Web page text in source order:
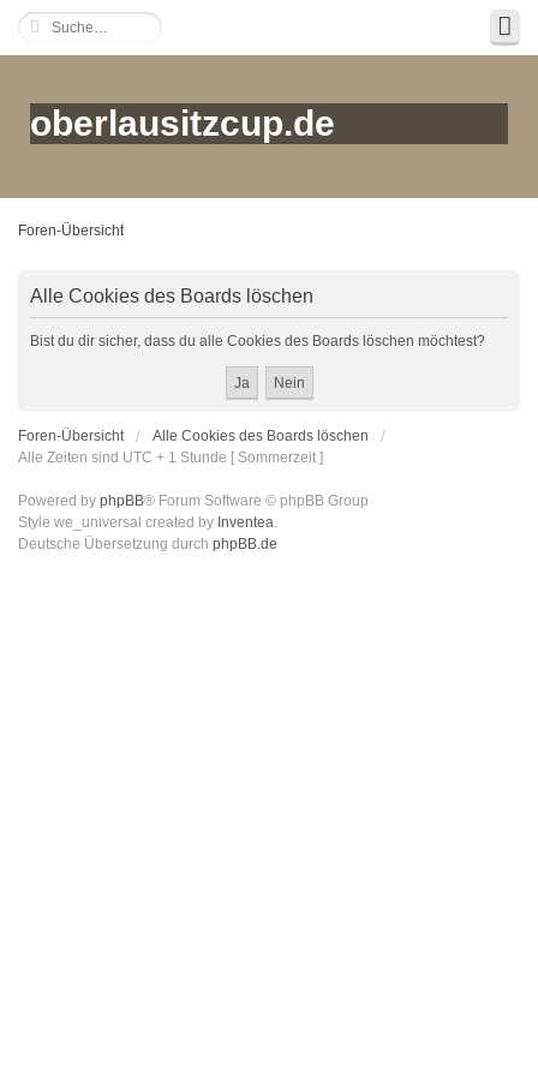
oberlausitzcup.de
Foren-Übersicht
Alle Cookies des Boards löschen
Bist du dir sicher, dass du alle Cookies des Boards löschen möchtest?
Foren-Übersicht
Alle Cookies des Boards löschen
Alle Zeiten sind UTC + 1 Stunde [ Sommerzeit ]
Powered by phpBB® Forum Software © phpBB Group
Style we_universal created by Inventea.
Deutsche Übersetzung durch phpBB.de